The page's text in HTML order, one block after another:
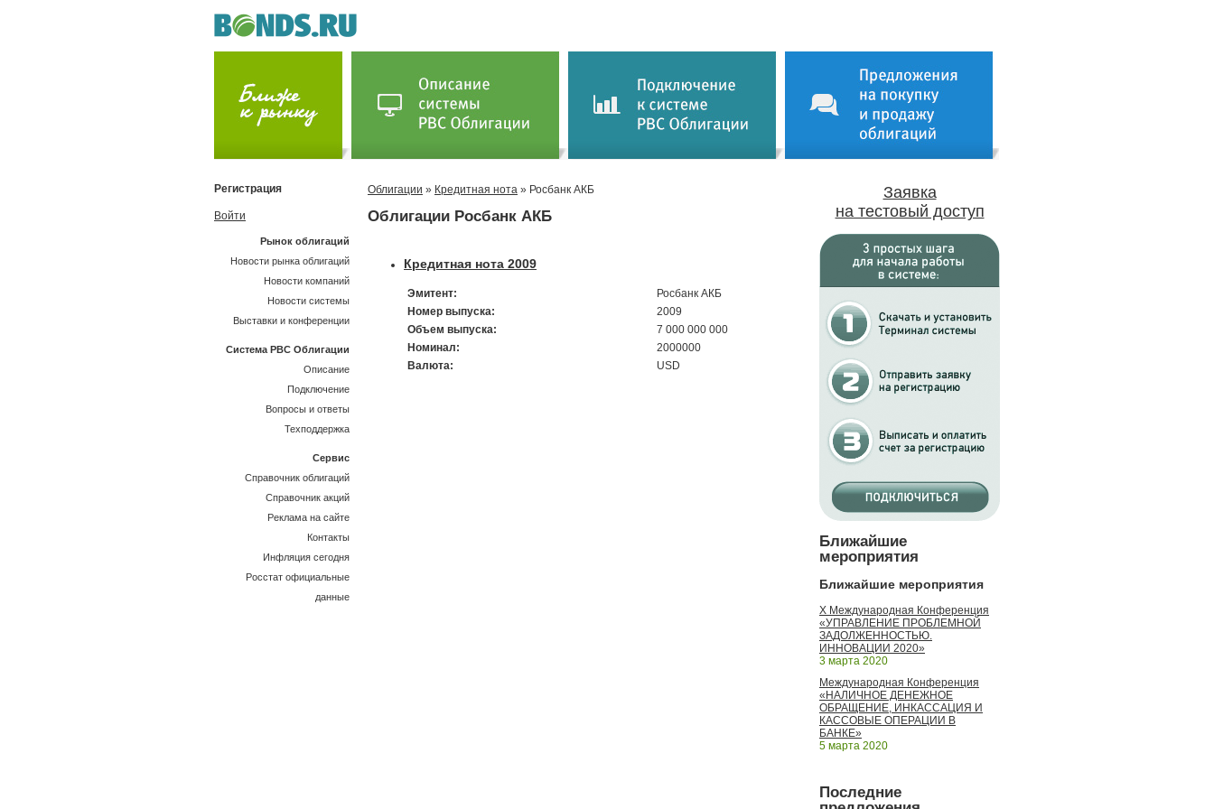
Облигации » Кредитная нота » Росбанк АКБ
Облигации Росбанк АКБ
Кредитная нота 2009
Эмитент:
Росбанк АКБ
Номер выпуска:
2009
Объем выпуска:
7 000 000 000
Номинал:
2000000
Валюта:
USD
Заявка
на тестовый доступ
Ближайшие
мероприятия
Ближайшие мероприятия
X Международная Конференция
«УПРАВЛЕНИЕ ПРОБЛЕМНОЙ
ЗАДОЛЖЕННОСТЬЮ.
ИННОВАЦИИ 2020»
3 марта 2020
Международная Конференция
«НАЛИЧНОЕ ДЕНЕЖНОЕ
ОБРАЩЕНИЕ, ИНКАССАЦИЯ И
КАССОВЫЕ ОПЕРАЦИИ В
БАНКЕ»
5 марта 2020
Последние
Регистрация
Войти
Рынок облигаций
Новости рынка облигаций
Новости компаний
Новости системы
Выставки и конференции
Система РВС Облигации
Описание
Подключение
Вопросы и ответы
Техподдержка
Сервис
Справочник облигаций
Справочник акций
Реклама на сайте
Контакты
Инфляция сегодня
Росстат официальные
данные